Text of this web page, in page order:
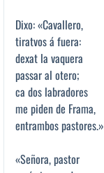
Dixo: «Cavallero,
tiratvos á fuera:
dexat la vaquera
passar al otero;
ca dos labradores
me piden de Frama,
entrambos pastores.»
«Señora, pastor